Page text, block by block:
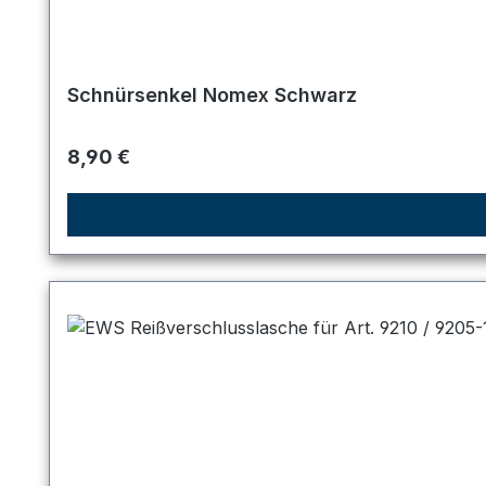
Schnürsenkel Nomex Schwarz
Regulärer Preis:
8,90 €